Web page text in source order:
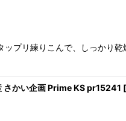
プリ練りこんで、しっかり
さかい企画 Prime KS pr15241 [